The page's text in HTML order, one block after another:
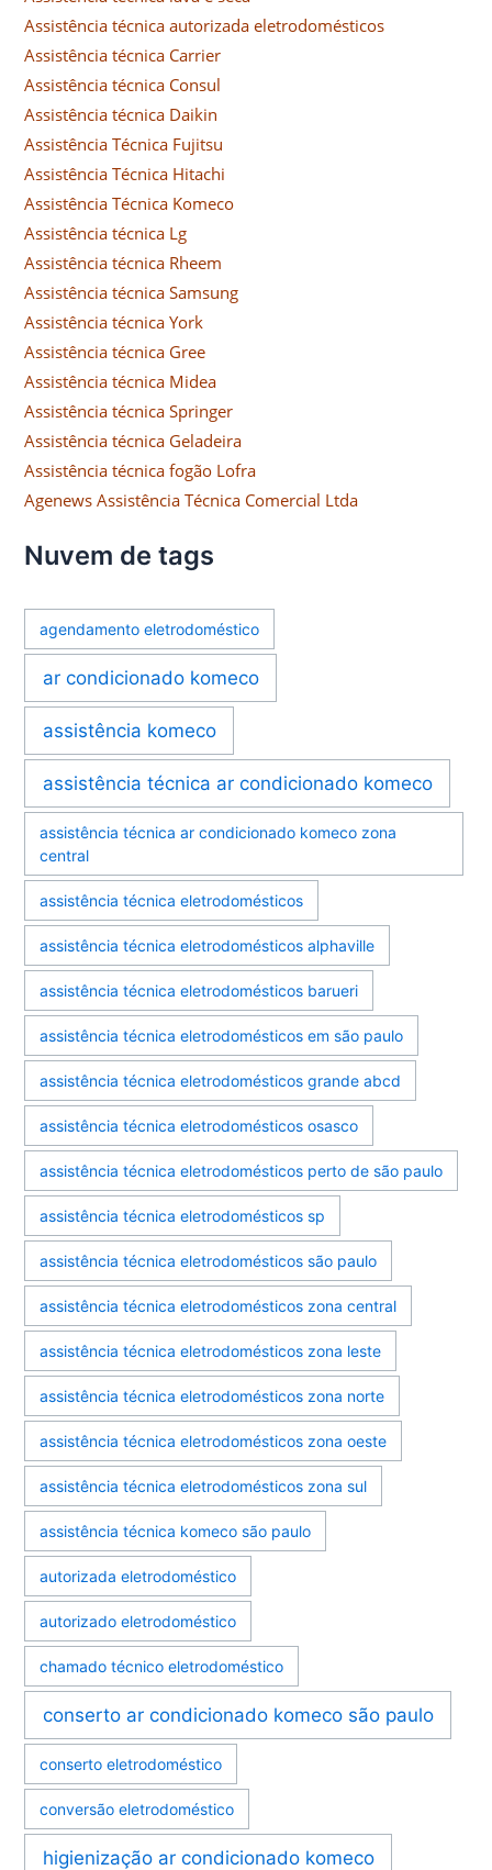
Assistência técnica autorizada eletrodomésticos
Assistência técnica Carrier
Assistência técnica Consul
Assistência técnica Daikin
Assistência Técnica Fujitsu
Assistência Técnica Hitachi
Assistência Técnica Komeco
Assistência técnica Lg
Assistência técnica Rheem
Assistência técnica Samsung
Assistência técnica York
Assistência técnica Gree
Assistência técnica Midea
Assistência técnica Springer
Assistência técnica Geladeira
Assistência técnica fogão Lofra
Agenews Assistência Técnica Comercial Ltda
Nuvem de tags
agendamento eletrodoméstico
ar condicionado komeco
assistência komeco
assistência técnica ar condicionado komeco
assistência técnica ar condicionado komeco zona
central
assistência técnica eletrodomésticos
assistência técnica eletrodomésticos alphaville
assistência técnica eletrodomésticos barueri
assistência técnica eletrodomésticos em são paulo
assistência técnica eletrodomésticos grande abcd
assistência técnica eletrodomésticos osasco
assistência técnica eletrodomésticos perto de são paulo
assistência técnica eletrodomésticos sp
assistência técnica eletrodomésticos são paulo
assistência técnica eletrodomésticos zona central
assistência técnica eletrodomésticos zona leste
assistência técnica eletrodomésticos zona norte
assistência técnica eletrodomésticos zona oeste
assistência técnica eletrodomésticos zona sul
assistência técnica komeco são paulo
autorizada eletrodoméstico
autorizado eletrodoméstico
chamado técnico eletrodoméstico
conserto ar condicionado komeco são paulo
conserto eletrodoméstico
conversão eletrodoméstico
higienização ar condicionado komeco